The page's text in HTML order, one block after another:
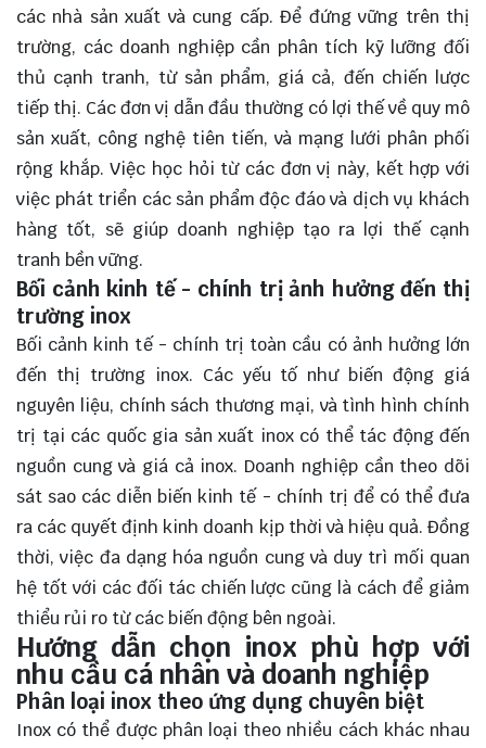
các nhà sản xuất và cung cấp. Để đứng vững trên thị
trường, các doanh nghiệp cần phân tích kỹ lưỡng đối
thủ cạnh tranh, từ sản phẩm, giá cả, đến chiến lược
tiếp thị. Các đơn vị dẫn đầu thường có lợi thế về quy mô
sản xuất, công nghệ tiên tiến, và mạng lưới phân phối
rộng khắp. Việc học hỏi từ các đơn vị này, kết hợp với
việc phát triển các sản phẩm độc đáo và dịch vụ khách
hàng tốt, sẽ giúp doanh nghiệp tạo ra lợi thế cạnh
tranh bền vững.
Bối cảnh kinh tế - chính trị ảnh hưởng đến thị
trường inox
Bối cảnh kinh tế - chính trị toàn cầu có ảnh hưởng lớn
đến thị trường inox. Các yếu tố như biến động giá
nguyên liệu, chính sách thương mại, và tình hình chính
trị tại các quốc gia sản xuất inox có thể tác động đến
nguồn cung và giá cả inox. Doanh nghiệp cần theo dõi
sát sao các diễn biến kinh tế - chính trị để có thể đưa
ra các quyết định kinh doanh kịp thời và hiệu quả. Đồng
thời, việc đa dạng hóa nguồn cung và duy trì mối quan
hệ tốt với các đối tác chiến lược cũng là cách để giảm
thiểu rủi ro từ các biến động bên ngoài.
Hướng dẫn chọn inox phù hợp với
nhu cầu cá nhân và doanh nghiệp
Phân loại inox theo ứng dụng chuyên biệt
Inox có thể được phân loại theo nhiều cách khác nhau